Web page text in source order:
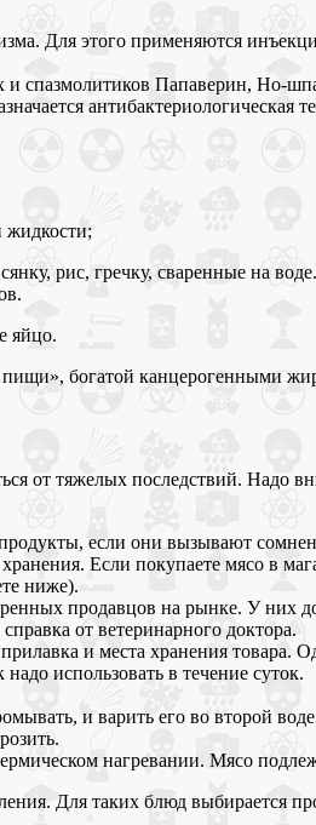
Для этого применяются
и спазмолитиков Папаверин, Но-
антибактериологическая
жидкости;
рис, гречку, сваренные на
яйцо.
богатой канцерогенными
от тяжелых последствий. Надо
если они вызывают
Если покупаете мясо в
ниже).
продавцов на рынке. У
от ветеринарного доктора.
и места хранения
использовать в течение суток.
и варить его во второй
нагревании. Мясо
Для таких блюд выбирается